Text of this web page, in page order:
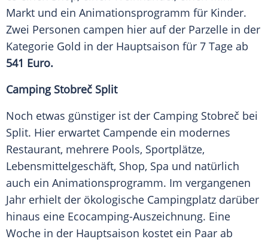
Markt und ein Animationsprogramm für Kinder.
Zwei Personen campen hier auf der Parzelle in der
Kategorie Gold in der Hauptsaison für 7 Tage ab
541 Euro.
Camping Stobreč Split
Noch etwas günstiger ist der Camping Stobreč bei
Split. Hier erwartet Campende ein modernes
Restaurant, mehrere Pools, Sportplätze,
Lebensmittelgeschäft, Shop, Spa und natürlich
auch ein Animationsprogramm. Im vergangenen
Jahr erhielt der ökologische Campingplatz darüber
hinaus eine Ecocamping-Auszeichnung. Eine
Woche in der Hauptsaison kostet ein Paar ab